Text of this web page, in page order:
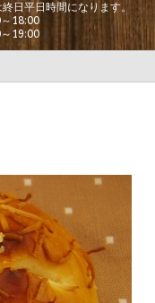
日平日時間になります。
18:00
19:00